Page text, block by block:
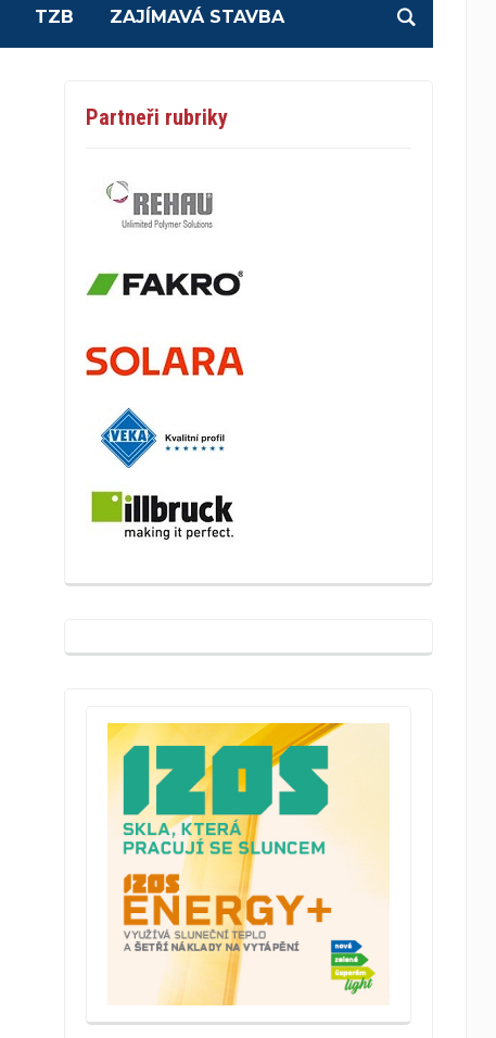
TZB ZAJÍMAVÁ STAVBA
Partneři rubriky